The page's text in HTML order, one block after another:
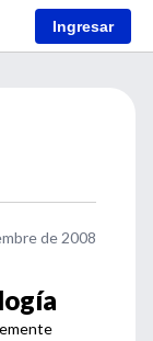
Ingresar
de 2008